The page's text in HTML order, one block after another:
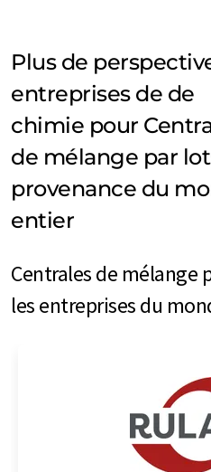
Plus de
entreprises de de
chimie pour
de mélange par
provenance du
entier
Centrales de mélange
les entreprises du